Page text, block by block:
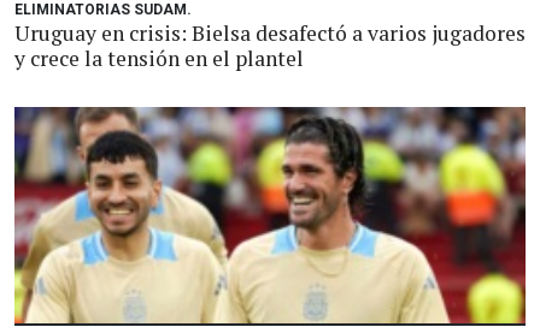
ELIMINATORIAS SUDAM.
Uruguay en crisis: Bielsa desafectó a varios jugadores
y crece la tensión en el plantel